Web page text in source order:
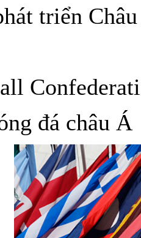
triển
đá châu Á